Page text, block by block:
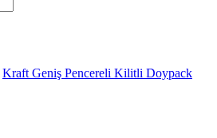
Kraft Geniş Pencereli Kilitli Doypack